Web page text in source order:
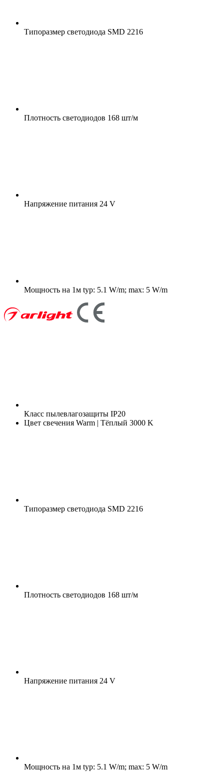
Типоразмер светодиода SMD 2216
Плотность светодиодов 168 шт/м
Напряжение питания 24 V
Мощность на 1м typ: 5.1 W/m; max: 5 W/m
Класс пылевлагозащиты IP20
Цвет свечения Warm | Тёплый 3000 K
Типоразмер светодиода SMD 2216
Плотность светодиодов 168 шт/м
Напряжение питания 24 V
Мощность на 1м typ: 5.1 W/m; max: 5 W/m